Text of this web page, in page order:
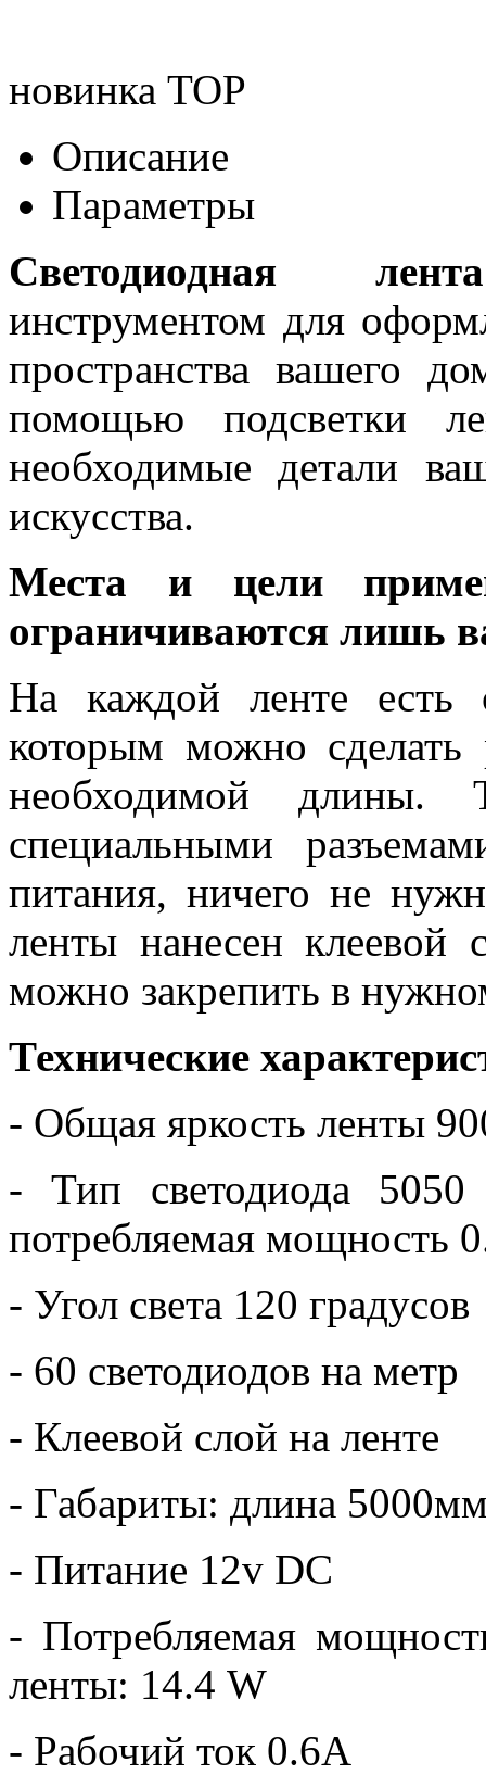
новинка TOP
Описание
Параметры
Светодиодная лента
инструментом для
пространства вашего
помощью подсветки
необходимые детали
искусства.
Места и цели
ограничиваются лишь
На каждой ленте есть
которым можно
необходимой длины.
специальными
питания, ничего не
ленты нанесен клеевой
можно закрепить в
Технические
- Общая яркость ленты
- Тип светодиода 5050
потребляемая мощность
- Угол света 120 градусов
- 60 светодиодов на метр
- Клеевой слой на ленте
- Габариты: длина
- Питание 12v DC
- Потребляемая
ленты: 14.4 W
- Рабочий ток 0.6А